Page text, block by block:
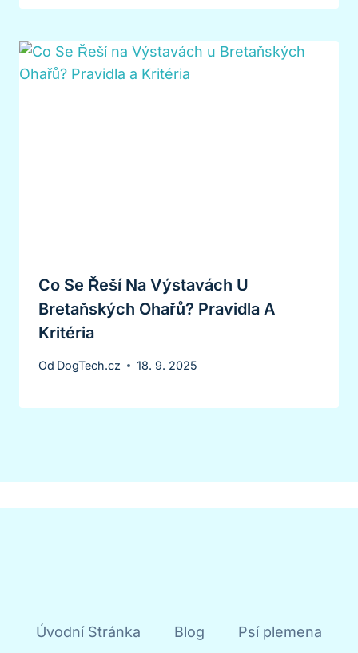
Co Se Řeší Na Výstavách U
Bretaňských Ohařů? Pravidla A
Kritéria
Od DogTech.cz 18. 9. 2025
Úvodní Stránka Blog Psí plemena